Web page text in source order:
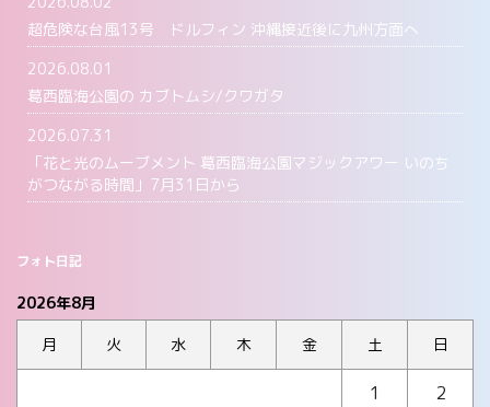
超危険な台風13号 ドルフィン 沖縄接近後に九州方面へ
2026.08.01
葛西臨海公園の カブトムシ/クワガタ
2026.07.31
「花と光のムーブメント 葛西臨海公園マジックアワー いのち
がつながる時間」7月31日から
フォト日記
2026年8月
月
火 水 木 金 土 日
1
2